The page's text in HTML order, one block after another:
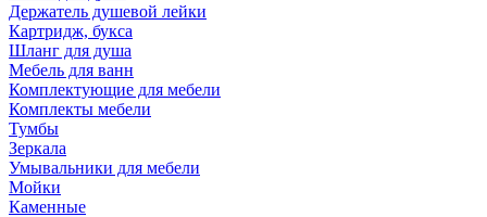
Держатель душевой лейки
Картридж, букса
Шланг для душа
Мебель для ванн
Комплектующие для мебели
Комплекты мебели
Тумбы
Зеркала
Умывальники для мебели
Мойки
Каменные